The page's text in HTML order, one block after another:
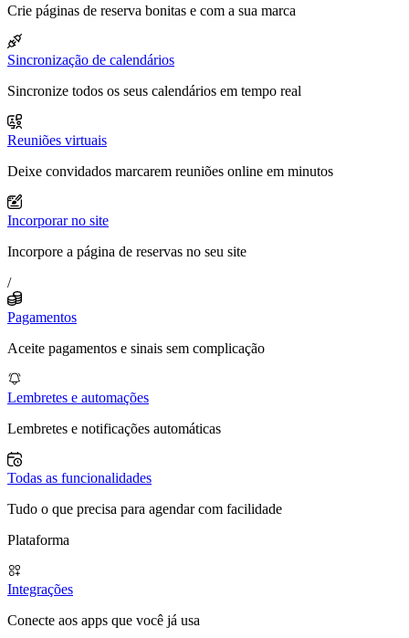
Crie páginas de reserva bonitas e com a sua marca
Sincronização de calendários
Sincronize todos os seus calendários em tempo real
Reuniões virtuais
Deixe convidados marcarem reuniões online em minutos
Incorporar no site
Incorpore a página de reservas no seu site
/
Pagamentos
Aceite pagamentos e sinais sem complicação
Lembretes e automações
Lembretes e notificações automáticas
Todas as funcionalidades
Tudo o que precisa para agendar com facilidade
Plataforma
Integrações
Conecte aos apps que você já usa